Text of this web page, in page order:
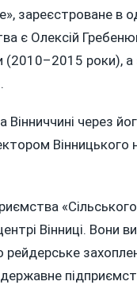
зареєстроване в
є Олексій
(2010–2015 роки),
через
Вінницького
Вінниці. Вони